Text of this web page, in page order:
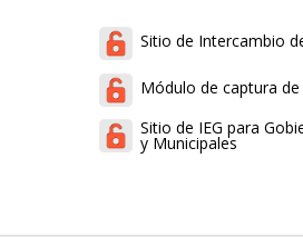
Sitio de Intercambio
Módulo de captura de
Sitio de IEG para
y Municipales